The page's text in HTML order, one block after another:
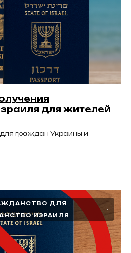
для жителей
граждан Украины и
ДЛЯ
ИЗРАИЛЯ